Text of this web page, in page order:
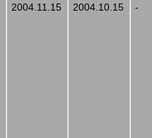
2004.11.15 2004.10.15 -